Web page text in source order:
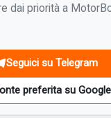
dai priorità a
Seguici su Telegram
preferita su Google